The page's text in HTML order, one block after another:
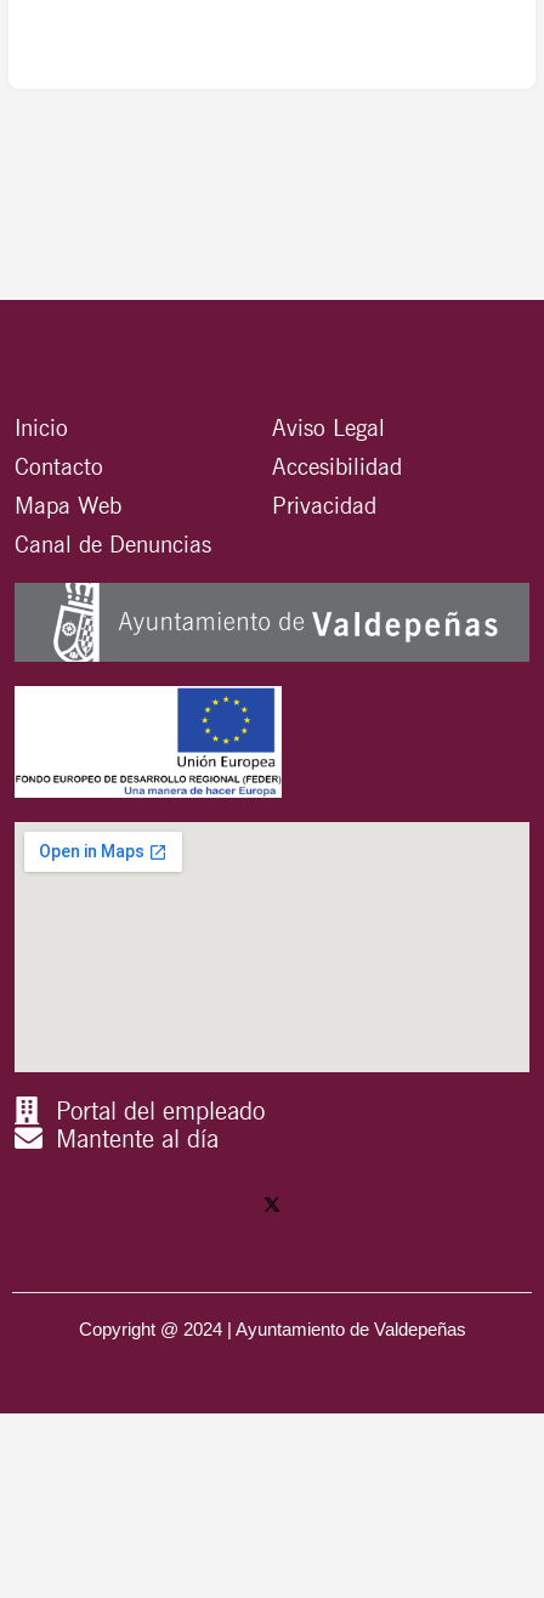
Inicio
Contacto
Mapa Web
Canal de Denuncias
Aviso Legal
Accesibilidad
Privacidad
Portal del empleado
Mantente al día
Copyright @ 2024 | Ayuntamiento de Valdepeñas